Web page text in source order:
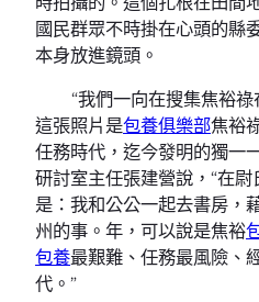
國民群眾不時掛在心頭的縣
本身放進鏡頭。
“我們一向在搜集焦裕
這張照片是包養俱樂部焦裕
任務時代，迄今發明的獨一
研討室主任張建營說，“在
是：我和公公一起去書房，
州的事。年，可以說是焦裕
包養最艱難、任務最風險、
代。”